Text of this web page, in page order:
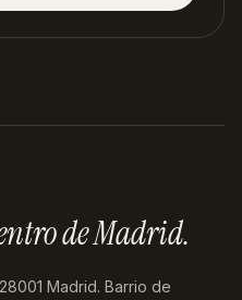
de Madrid.
Madrid. Barrio de